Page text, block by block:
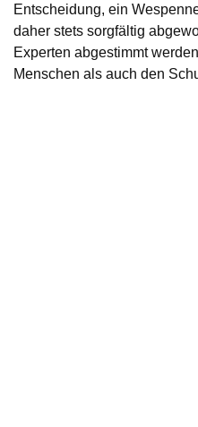
Entscheidung, ein
daher stets sorgfältig
Experten abgestimmt
Menschen als auch den